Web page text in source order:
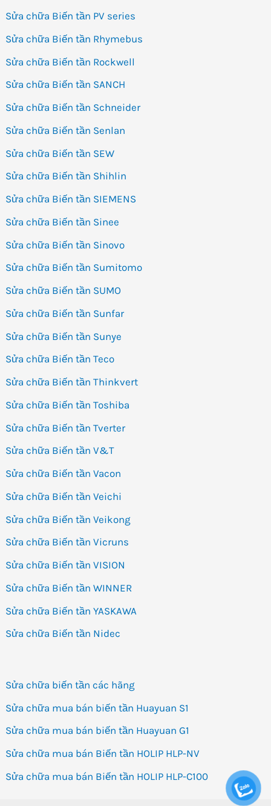
Sửa chữa Biến tần PV series
Sửa chữa Biến tần Rhymebus
Sửa chữa Biến tần Rockwell
Sửa chữa Biến tần SANCH
Sửa chữa Biến tần Schneider
Sửa chữa Biến tần Senlan
Sửa chữa Biến tần SEW
Sửa chữa Biến tần Shihlin
Sửa chữa Biến tần SIEMENS
Sửa chữa Biến tần Sinee
Sửa chữa Biến tần Sinovo
Sửa chữa Biến tần Sumitomo
Sửa chữa Biến tần SUMO
Sửa chữa Biến tần Sunfar
Sửa chữa Biến tần Sunye
Sửa chữa Biến tần Teco
Sửa chữa Biến tần Thinkvert
Sửa chữa Biến tần Toshiba
Sửa chữa Biến tần Tverter
Sửa chữa Biến tần V&T
Sửa chữa Biến tần Vacon
Sửa chữa Biến tần Veichi
Sửa chữa Biến tần Veikong
Sửa chữa Biến tần Vicruns
Sửa chữa Biến tần VISION
Sửa chữa Biến tần WINNER
Sửa chữa Biến tần YASKAWA
Sửa chữa Biến tần Nidec
Sửa chữa biến tần các hãng
Sửa chữa mua bán biến tần Huayuan S1
Sửa chữa mua bán biến tần Huayuan G1
Sửa chữa mua bán Biến tần HOLIP HLP-NV
Sửa chữa mua bán Biến tần HOLIP HLP-C100